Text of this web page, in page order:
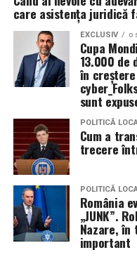
știe, nu doar pentru ce
Patricia Constandache
clienții. A pornit de la
de la oameni, nu de la
prezența personală
Iuliana Gabriela
videografie cu dronă.
de bărbați și că
sine, un argument.
Isabela Alexandru
și psihoterapie.
să se înțeleagă mai bine
trebuie să înceapă de la
care asistența juridică
EXCLUSIV o
Cupa
13.000 de
în
sunt
POLITICĂ
Cum a
trecere
POLITICĂ
România
„JUNK”.
Nazare,
important